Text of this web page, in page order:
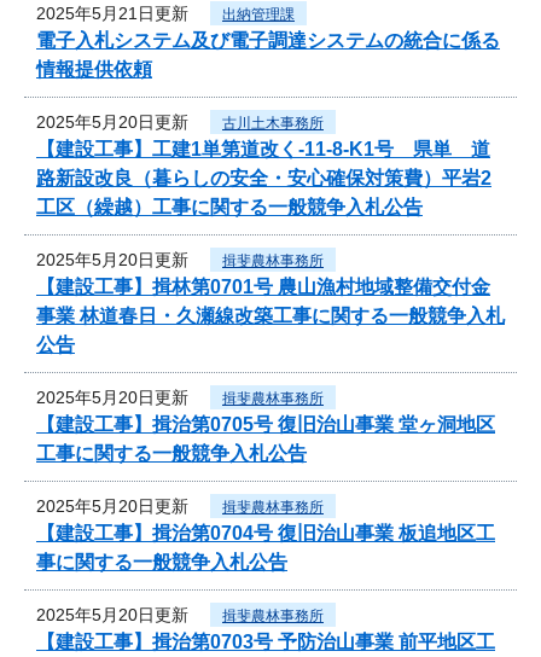
2025年5月21日更新 出納管理課
電子入札システム及び電子調達システムの統合に係る
情報提供依頼
2025年5月20日更新 古川土木事務所
【建設工事】工建1単第道改く-11-8-K1号 県単 道
路新設改良（暮らしの安全・安心確保対策費）平岩2
工区（繰越）工事に関する一般競争入札公告
2025年5月20日更新 揖斐農林事務所
【建設工事】揖林第0701号 農山漁村地域整備交付金
事業 林道春日・久瀬線改築工事に関する一般競争入札
公告
2025年5月20日更新 揖斐農林事務所
【建設工事】揖治第0705号 復旧治山事業 堂ヶ洞地区
工事に関する一般競争入札公告
2025年5月20日更新 揖斐農林事務所
【建設工事】揖治第0704号 復旧治山事業 板追地区工
事に関する一般競争入札公告
2025年5月20日更新 揖斐農林事務所
【建設工事】揖治第0703号 予防治山事業 前平地区工